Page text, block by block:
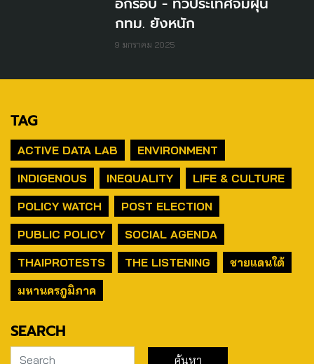
กทม. ยังหนัก
9 มกราคม 2025
TAG
ACTIVE DATA LAB
ENVIRONMENT
INDIGENOUS
INEQUALITY
LIFE & CULTURE
POLICY WATCH
POST ELECTION
PUBLIC POLICY
SOCIAL AGENDA
THAIPROTESTS
THE LISTENING
ชายแดนใต้
มหานครภูมิภาค
SEARCH